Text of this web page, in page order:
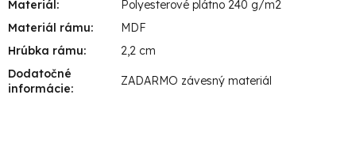
Materiál :
Polyesterové plátno 240 g/m2
Materiál rámu:
MDF
Hrúbka rámu:
2,2 cm
Dodatočné
informácie:
ZADARMO závesný materiál